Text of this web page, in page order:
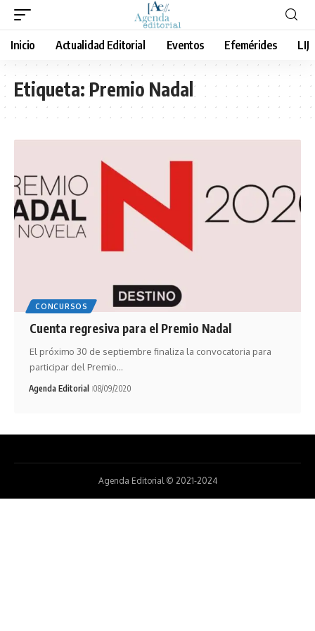
Inicio Actualidad Editorial Eventos Efemérides LIJ
Etiqueta:Premio Nadal
CONCURSOS
Cuenta regresiva para el Premio Nadal
El próximo 30 de septiembre finaliza la convocatoria para
participar del Premio…
Agenda Editorial 08/09/2020
Agenda Editorial © 2021-2024